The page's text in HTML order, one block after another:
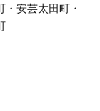
安芸太田町・